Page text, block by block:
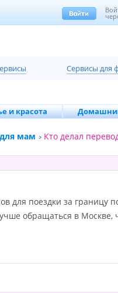
Cервисы для
и красота
мам Кто делал
для поездки за границу
обращаться в Москве,